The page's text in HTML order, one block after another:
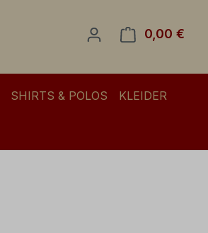
0,00 €
SHIRTS & POLOS KLEIDER